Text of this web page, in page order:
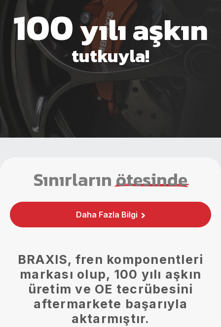
100yılı aşkın
tutkuyla!
Sınırlarınötesinde
Daha Fazla Bilgi
BRAXIS, fren komponentleri
markası olup, 100 yılı aşkın
üretim ve OE tecrübesini
aftermarkete başarıyla
aktarmıştır.